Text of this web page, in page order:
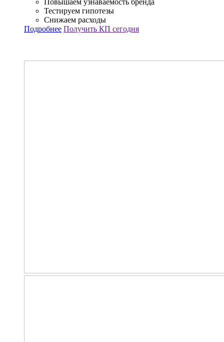
Повышаем узнаваемость бренда
Тестируем гипотезы
Снижаем расходы
Подробнее Получить КП сегодня